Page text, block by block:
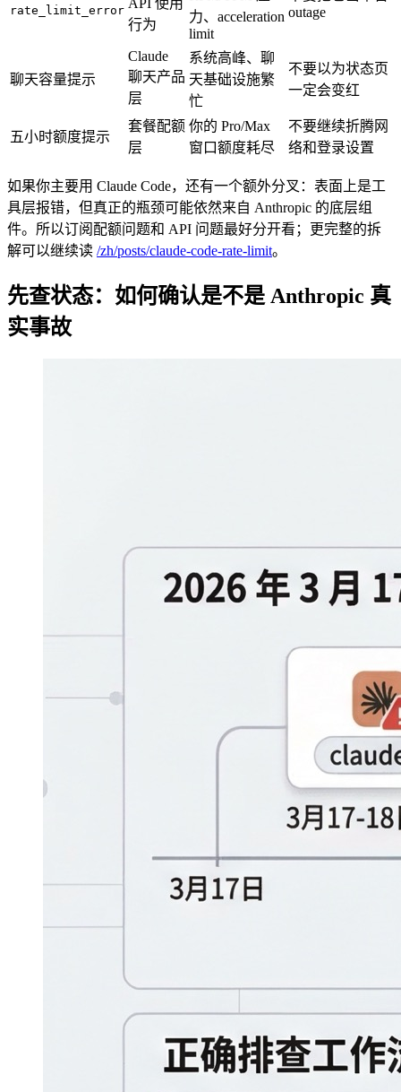
rate_limit_error API 使用
行为
力、acceleration
limit
outage
聊天容量提示
Claude
聊天产品
层
系统高峰、聊
天基础设施繁
忙
不要以为状态页
一定会变红
五小时额度提示
套餐配额
层
你的 Pro/Max
窗口额度耗尽
不要继续折腾网
络和登录设置
如果你主要用 Claude Code，还有一个额外分叉：表面上是工
具层报错，但真正的瓶颈可能依然来自 Anthropic 的底层组
件。所以订阅配额问题和 API 问题最好分开看；更完整的拆
解可以继续读 /zh/posts/claude-code-rate-limit。
先查状态：如何确认是不是 Anthropic 真
实事故